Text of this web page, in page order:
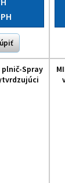
plnič-Spray